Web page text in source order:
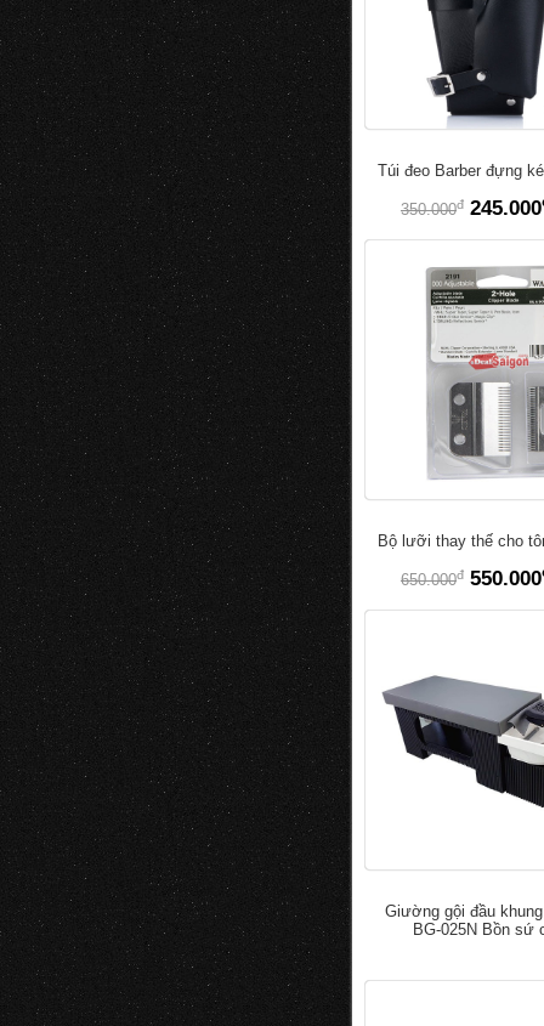
Túi đeo Barber đựng
350.000đ 245.000
Bộ lưỡi thay thế cho
650.000đ 550.000
Giường gội đầu
BG-025N Bồn sứ